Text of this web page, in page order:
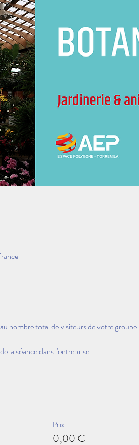
nombre total de visiteurs de votre groupe.
la séance dans l'entreprise.
Prix
0,00 €